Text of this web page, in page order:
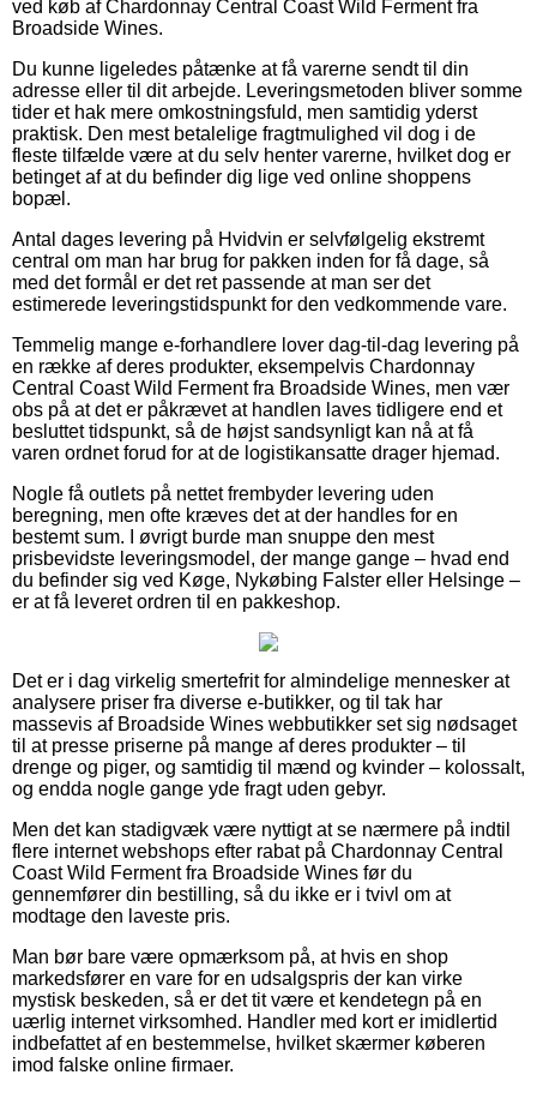
ved køb af Chardonnay Central Coast Wild Ferment fra
Broadside Wines.
Du kunne ligeledes påtænke at få varerne sendt til din
adresse eller til dit arbejde. Leveringsmetoden bliver somme
tider et hak mere omkostningsfuld, men samtidig yderst
praktisk. Den mest betalelige fragtmulighed vil dog i de
fleste tilfælde være at du selv henter varerne, hvilket dog er
betinget af at du befinder dig lige ved online shoppens
bopæl.
Antal dages levering på Hvidvin er selvfølgelig ekstremt
central om man har brug for pakken inden for få dage, så
med det formål er det ret passende at man ser det
estimerede leveringstidspunkt for den vedkommende vare.
Temmelig mange e-forhandlere lover dag-til-dag levering på
en række af deres produkter, eksempelvis Chardonnay
Central Coast Wild Ferment fra Broadside Wines, men vær
obs på at det er påkrævet at handlen laves tidligere end et
besluttet tidspunkt, så de højst sandsynligt kan nå at få
varen ordnet forud for at de logistikansatte drager hjemad.
Nogle få outlets på nettet frembyder levering uden
beregning, men ofte kræves det at der handles for en
bestemt sum. I øvrigt burde man snuppe den mest
prisbevidste leveringsmodel, der mange gange – hvad end
du befinder sig ved Køge, Nykøbing Falster eller Helsinge –
er at få leveret ordren til en pakkeshop.
Det er i dag virkelig smertefrit for almindelige mennesker at
analysere priser fra diverse e-butikker, og til tak har
massevis af Broadside Wines webbutikker set sig nødsaget
til at presse priserne på mange af deres produkter – til
drenge og piger, og samtidig til mænd og kvinder – kolossalt,
og endda nogle gange yde fragt uden gebyr.
Men det kan stadigvæk være nyttigt at se nærmere på indtil
flere internet webshops efter rabat på Chardonnay Central
Coast Wild Ferment fra Broadside Wines før du
gennemfører din bestilling, så du ikke er i tvivl om at
modtage den laveste pris.
Man bør bare være opmærksom på, at hvis en shop
markedsfører en vare for en udsalgspris der kan virke
mystisk beskeden, så er det tit være et kendetegn på en
uærlig internet virksomhed. Handler med kort er imidlertid
indbefattet af en bestemmelse, hvilket skærmer køberen
imod falske online firmaer.